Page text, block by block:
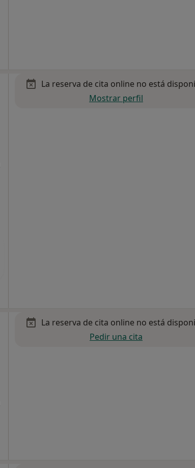
La reserva de cita online no está
Mostrar perfil
La reserva de cita online no está
Pedir una cita